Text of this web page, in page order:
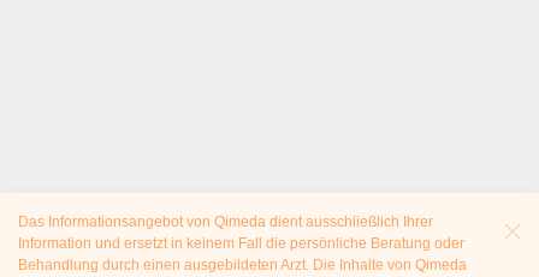
Das Informationsangebot von Qimeda dient ausschließlich Ihrer
Information und ersetzt in keinem Fall die persönliche Beratung oder
Behandlung durch einen ausgebildeten Arzt. Die Inhalte von Qimeda